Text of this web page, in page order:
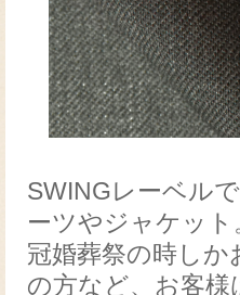
SWINGレーベル
ーツやジャケッ
冠婚葬祭の時し
の方など、お客